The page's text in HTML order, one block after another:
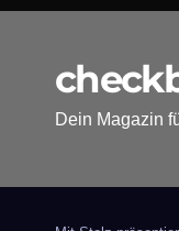
Dein Magazin